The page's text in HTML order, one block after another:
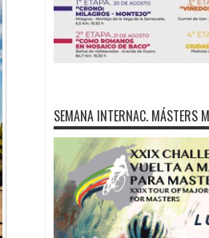
SEMANA INTERNAC. MÁSTERS